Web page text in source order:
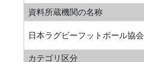
資料所蔵機関の名称
日本ラグビーフットボール協会
カテゴリ区分